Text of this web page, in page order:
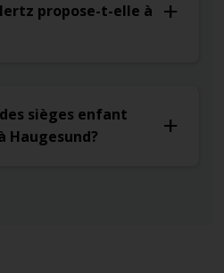
propose-t-elle à
sièges enfant
Haugesund?